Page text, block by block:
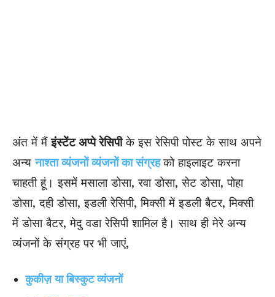
अंत में मैंइंस्टेंट अप्पे रेसिपीके इस रेसिपी पोस्ट के साथ अपने
अन्यनाश्ता व्यंजनों व्यंजनों का संग्रहको हाइलाइट करना
चाहती हूं। इसमें मसाला डोसा, रवा डोसा, सेट डोसा, पोहा
डोसा, दही डोसा, इडली रेसिपी, मिक्सी में इडली बैटर, मिक्सी
में डोसा बैटर, मेदु वडा रेसिपी शामिल है। साथ ही मेरे अन्य
व्यंजनों के संग्रह पर भी जाएं,
कुकीज़ या बिस्कुट व्यंजनों